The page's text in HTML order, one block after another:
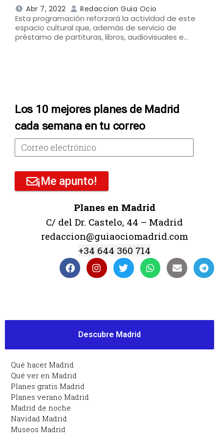
Abr 7, 2022 Redaccion Guia Ocio
Esta programación reforzará la actividad de este
espacio cultural que, además de servicio de
préstamo de partituras, libros, audiovisuales e…
Los 10 mejores planes de Madrid
cada semana en tu correo
¡Me apunto!
Planes en Madrid
C/ del Dr. Castelo, 44 – Madrid
redaccion@guiaociomadrid.com
+34 644 360 714
Descubre Madrid
Qué hacer Madrid
Qué ver en Madrid
Planes gratis Madrid
Planes verano Madrid
Madrid de noche
Navidad Madrid
Museos Madrid